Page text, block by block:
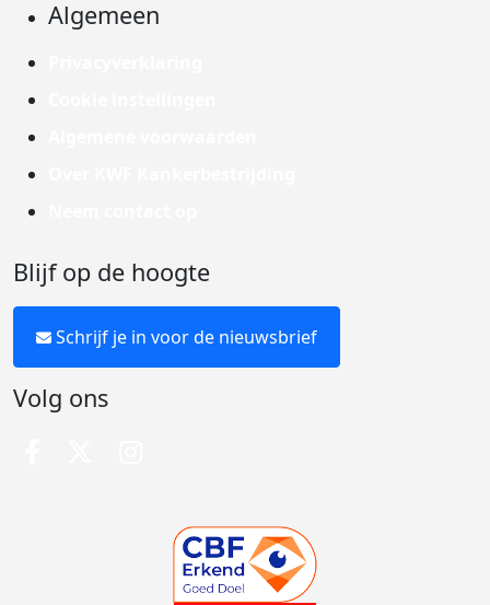
Algemeen
Blijf op de hoogte
Schrijf je in voor de nieuwsbrief
Volg ons